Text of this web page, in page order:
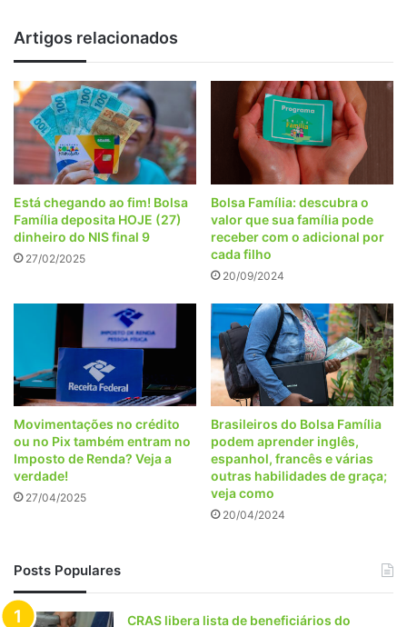
Artigos relacionados
Está chegando ao fim! Bolsa
Família deposita HOJE (27)
dinheiro do NIS final 9
27/02/2025
Bolsa Família: descubra o
valor que sua família pode
receber com o adicional por
cada filho
20/09/2024
Movimentações no crédito
ou no Pix também entram no
Imposto de Renda? Veja a
verdade!
27/04/2025
Brasileiros do Bolsa Família
podem aprender inglês,
espanhol, francês e várias
outras habilidades de graça;
veja como
20/04/2024
Posts Populares
CRAS libera lista de beneficiários do